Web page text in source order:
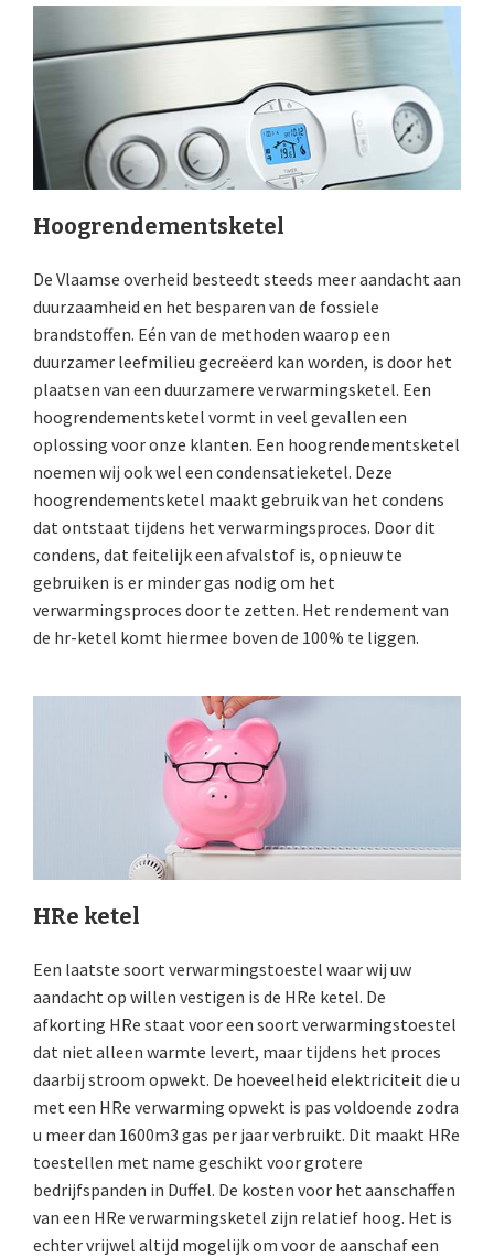
Hoogrendementsketel
De Vlaamse overheid besteedt steeds meer aandacht aan
duurzaamheid en het besparen van de fossiele
brandstoffen. Eén van de methoden waarop een
duurzamer leefmilieu gecreëerd kan worden, is door het
plaatsen van een duurzamere verwarmingsketel. Een
hoogrendementsketel vormt in veel gevallen een
oplossing voor onze klanten. Een hoogrendementsketel
noemen wij ook wel een condensatieketel. Deze
hoogrendementsketel maakt gebruik van het condens
dat ontstaat tijdens het verwarmingsproces. Door dit
condens, dat feitelijk een afvalstof is, opnieuw te
gebruiken is er minder gas nodig om het
verwarmingsproces door te zetten. Het rendement van
de hr-ketel komt hiermee boven de 100% te liggen.
HRe ketel
Een laatste soort verwarmingstoestel waar wij uw
aandacht op willen vestigen is de HRe ketel. De
afkorting HRe staat voor een soort verwarmingstoestel
dat niet alleen warmte levert, maar tijdens het proces
daarbij stroom opwekt. De hoeveelheid elektriciteit die u
met een HRe verwarming opwekt is pas voldoende zodra
u meer dan 1600m3 gas per jaar verbruikt. Dit maakt HRe
toestellen met name geschikt voor grotere
bedrijfspanden in Duffel. De kosten voor het aanschaffen
van een HRe verwarmingsketel zijn relatief hoog. Het is
echter vrijwel altijd mogelijk om voor de aanschaf een